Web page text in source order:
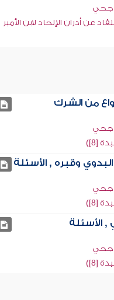
عن أدران الإلحاد لابن الأمير
من الشرك
[8])
وقبره , الأسئلة
[8])
, الأسئلة
[8])